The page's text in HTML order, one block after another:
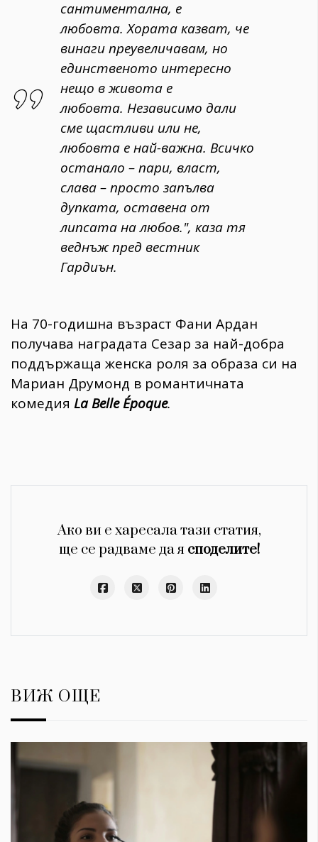
сантиментална, е
любовта. Хората казват, че
винаги преувеличавам, но
единственото интересно
нещо в живота е
любовта. Независимо дали
сме щастливи или не,
любовта е най-важна. Всичко
останало – пари, власт,
слава – просто запълва
дупката, оставена от
липсата на любов.", каза тя
веднъж пред вестник
Гардиън.
На 70-годишна възраст Фани Ардан
получава наградата Сезар за най-добра
поддържаща женска роля за образа си на
Мариан Друмонд в романтичната
комедия La Belle Époque.
Ако ви е харесала тази статия,
ще се радваме да я споделите!
ВИЖ ОЩЕ